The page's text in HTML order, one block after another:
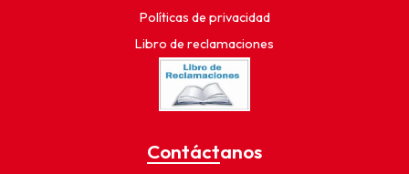
Políticas de privacidad
Libro de reclamaciones
Contáctanos